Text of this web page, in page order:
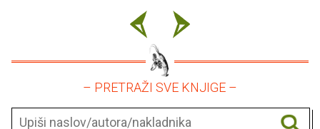
– PRETRAŽI SVE KNJIGE –